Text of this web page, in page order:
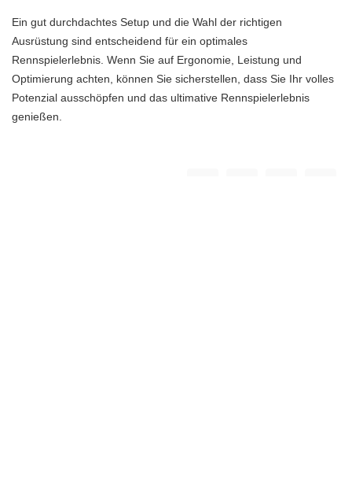
Ein gut durchdachtes Setup und die Wahl der richtigen
Ausrüstung sind entscheidend für ein optimales
Rennspielerlebnis. Wenn Sie auf Ergonomie, Leistung und
Optimierung achten, können Sie sicherstellen, dass Sie Ihr volles
Potenzial ausschöpfen und das ultimative Rennspielerlebnis
genießen.